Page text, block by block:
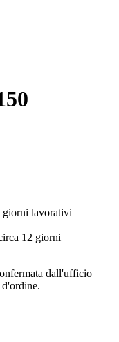
giorni lavorativi
12 giorni
dall'ufficio